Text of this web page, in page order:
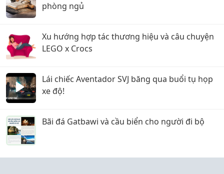
phòng ngủ
Xu hướng hợp tác thương hiệu và câu chuyện
LEGO x Crocs
Lái chiếc Aventador SVJ băng qua buổi tụ họp
xe độ!
Bãi đá Gatbawi và cầu biển cho người đi bộ